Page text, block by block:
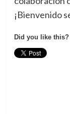
¡Bienvenido
Did you like